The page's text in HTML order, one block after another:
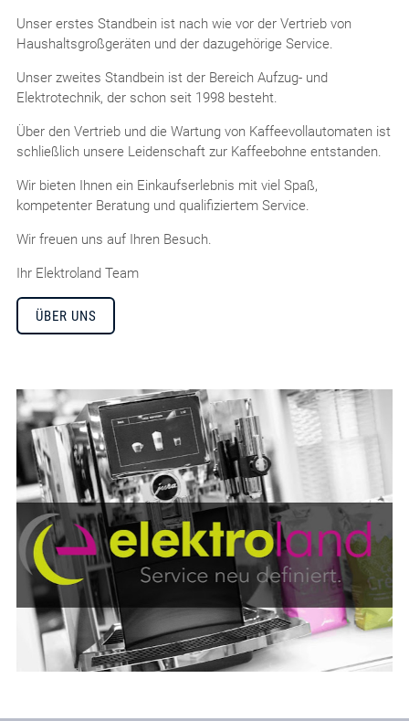
Unser erstes Standbein ist nach wie vor der Vertrieb von
Haushaltsgroßgeräten und der dazugehörige Service.
Unser zweites Standbein ist der Bereich Aufzug- und
Elektrotechnik, der schon seit 1998 besteht.
Über den Vertrieb und die Wartung von Kaffeevollautomaten ist
schließlich unsere Leidenschaft zur Kaffeebohne entstanden.
Wir bieten Ihnen ein Einkaufserlebnis mit viel Spaß,
kompetenter Beratung und qualifiziertem Service.
Wir freuen uns auf Ihren Besuch.
Ihr Elektroland Team
ÜBER UNS